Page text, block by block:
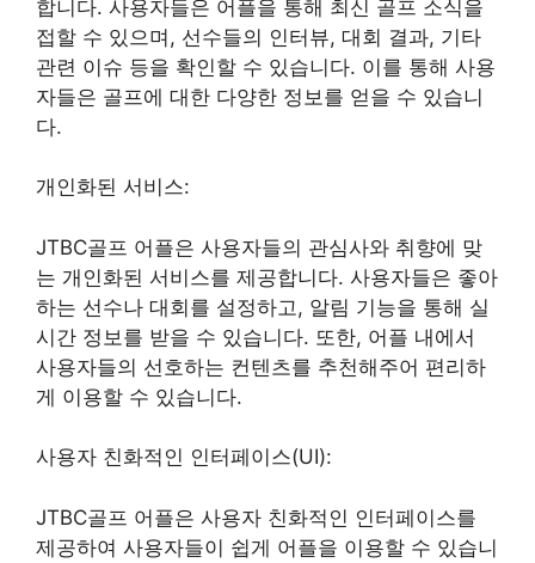
합니다. 사용자들은 어플을 통해 최신 골프 소식을
접할 수 있으며, 선수들의 인터뷰, 대회 결과, 기타
관련 이슈 등을 확인할 수 있습니다. 이를 통해 사용
자들은 골프에 대한 다양한 정보를 얻을 수 있습니
다.
개인화된 서비스:
JTBC골프 어플은 사용자들의 관심사와 취향에 맞
는 개인화된 서비스를 제공합니다. 사용자들은 좋아
하는 선수나 대회를 설정하고, 알림 기능을 통해 실
시간 정보를 받을 수 있습니다. 또한, 어플 내에서
사용자들의 선호하는 컨텐츠를 추천해주어 편리하
게 이용할 수 있습니다.
사용자 친화적인 인터페이스(UI):
JTBC골프 어플은 사용자 친화적인 인터페이스를
제공하여 사용자들이 쉽게 어플을 이용할 수 있습니